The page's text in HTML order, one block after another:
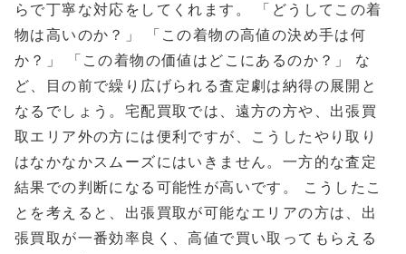
らで丁寧な対応をしてくれます。 「どうしてこの着
物は高いのか？」 「この着物の高値の決め手は何
か？」 「この着物の価値はどこにあるのか？」 な
ど、目の前で繰り広げられる査定劇は納得の展開と
なるでしょう。宅配買取では、遠方の方や、出張買
取エリア外の方には便利ですが、こうしたやり取り
はなかなかスムーズにはいきません。一方的な査定
結果での判断になる可能性が高いです。 こうしたこ
とを考えると、出張買取が可能なエリアの方は、出
張買取が一番効率良く、高値で買い取ってもらえる